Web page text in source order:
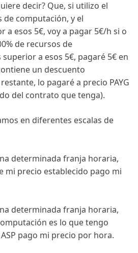
decir? Que, si utilizo el
de computación, y el
a esos 5€, voy a pagar 5€/h si o
de recursos de
a esos 5€, pagaré 5€ en
un descuento
lo pagaré a precio PAYG
del contrato que tenga).
en diferentes escalas de
determinada franja horaria,
mi precio establecido pago mi
determinada franja horaria,
es lo que tengo
pago mi precio por hora.